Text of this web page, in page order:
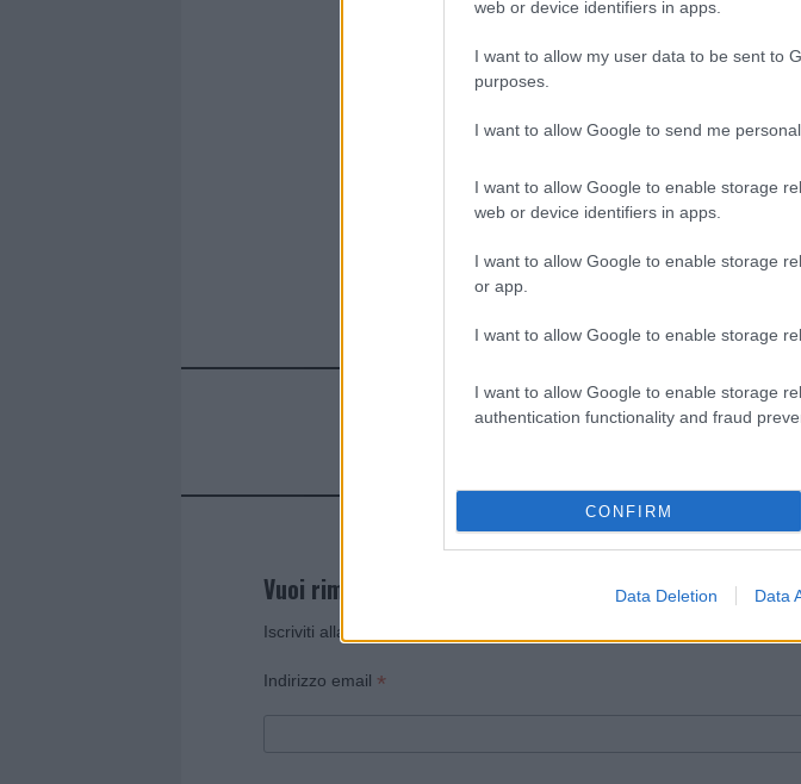
web or device identifiers in apps.
I want to allow my user data to be sent to
purposes.
I want to allow Google to send me
I want to allow Google to enable storage
web or device identifiers in apps.
I want to allow Google to enable storage
or app.
I want to allow Google to enable storage
I want to allow Google to enable storage
authentication functionality and fraud
CONFIRM
Data Deletion Data
Invia un Comunicato
Vuoi rimanere sempre aggiornato?
Iscriviti alla newsletter di Gallura Oggi e ricevi le nostre email
Indirizzo email *